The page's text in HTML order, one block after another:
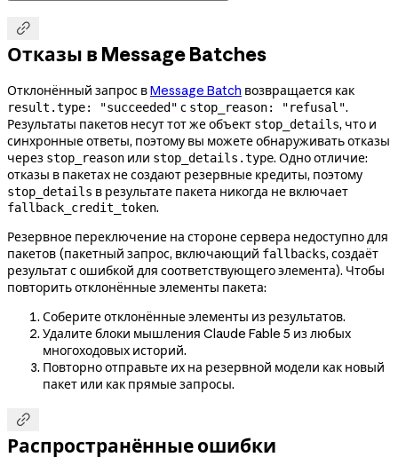

Отказы в Message Batches
Отклонённый запрос вMessage Batch возвращается как
result.type: "succeeded" с stop_reason: "refusal".
Результаты пакетов несут тот же объект stop_details, что и
синхронные ответы, поэтому вы можете обнаруживать отказы
через stop_reason или stop_details.type. Одно отличие:
отказы в пакетах не создают резервные кредиты, поэтому
stop_details в результате пакета никогда не включает
fallback_credit_token.
Резервное переключение на стороне сервера недоступно для
пакетов (пакетный запрос, включающий fallbacks, создаёт
результат с ошибкой для соответствующего элемента). Чтобы
повторить отклонённые элементы пакета:
Соберите отклонённые элементы из результатов.
Удалите блоки мышления Claude Fable 5 из любых
многоходовых историй.
Повторно отправьте их на резервной модели как новый
пакет или как прямые запросы.

Распространённые ошибки